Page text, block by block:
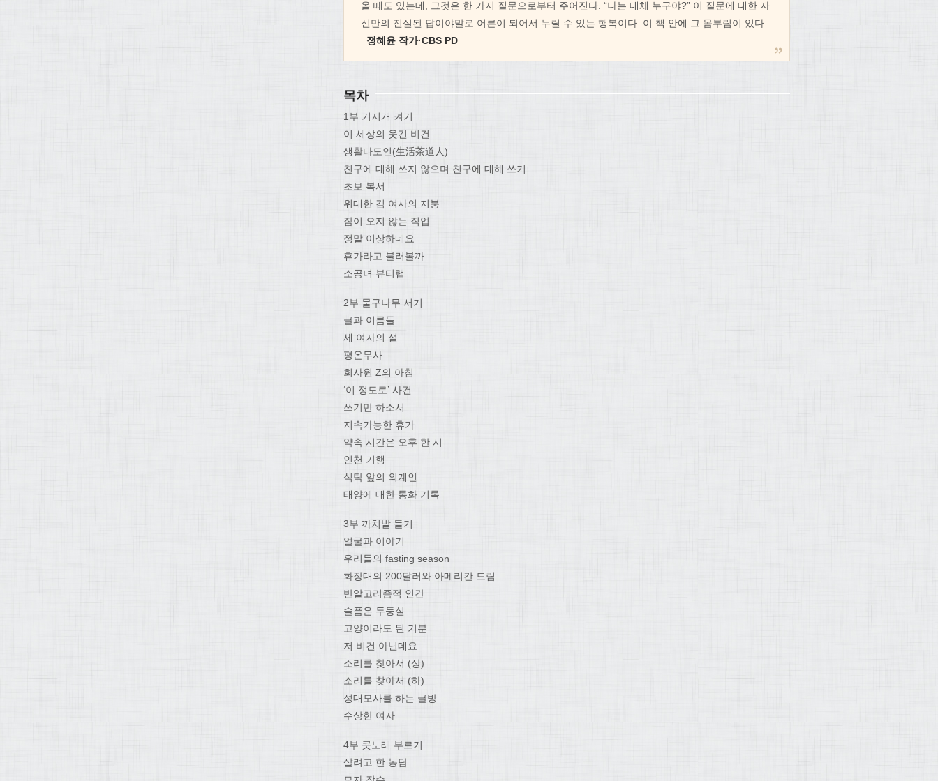
올 때도 있는데, 그것은 한 가지 질문으로부터 주어진다. “나는 대체 누구야?” 이 질문에 대한 자
신만의 진실된 답이야말로 어른이 되어서 누릴 수 있는 행복이다. 이 책 안에 그 몸부림이 있다.
_정혜윤 작가·CBS PD
목차
1부 기지개 켜기
이 세상의 웃긴 비건
생활다도인(生活茶道人)
친구에 대해 쓰지 않으며 친구에 대해 쓰기
초보 복서
위대한 김 여사의 지붕
잠이 오지 않는 직업
정말 이상하네요
휴가라고 불러볼까
소공녀 뷰티랩
2부 물구나무 서기
글과 이름들
세 여자의 설
평온무사
회사원 Z의 아침
‘이 정도로’ 사건
쓰기만 하소서
지속가능한 휴가
약속 시간은 오후 한 시
인천 기행
식탁 앞의 외계인
태양에 대한 통화 기록
3부 까치발 들기
얼굴과 이야기
우리들의 fasting season
화장대의 200달러와 아메리칸 드림
반알고리즘적 인간
슬픔은 두둥실
고양이라도 된 기분
저 비건 아닌데요
소리를 찾아서 (상)
소리를 찾아서 (하)
성대모사를 하는 글방
수상한 여자
4부 콧노래 부르기
살려고 한 농담